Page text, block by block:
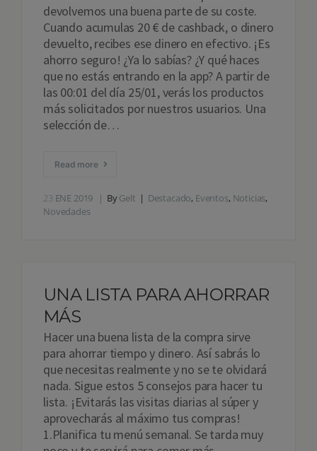
devolvemos una buena parte de su coste.
Cuando acumulas 20 € de cashback, o dinero
devuelto, recibes ese dinero en efectivo. ¡Es
ahorro seguro! ¿Ya lo sabías? ¿Y qué haces
que no estás entrando en la app? A partir de
las 00:01 del día 25/01, verás los productos
más solicitados por nuestros usuarios. Una
selección de…
Read more
23 ENE 2019 ByGelt Destacado, Eventos, Noticias,
Novedades
UNA LISTA PARA AHORRAR
MÁS
Hacer una buena lista de la compra sirve
para ahorrar tiempo y dinero. Así sabrás lo
que necesitas realmente y no se te olvidará
nada. Sigue estos 5 consejos para hacer tu
lista. ¡Evitarás las visitas diarias al súper y
aprovecharás al máximo tus compras!
1.Planifica tu menú semanal. Se tarda muy